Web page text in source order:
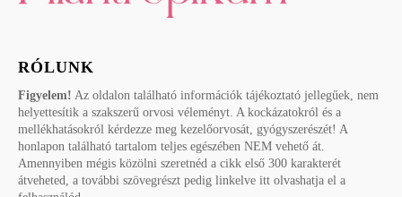
RÓLUNK
Figyelem! Az oldalon található információk tájékoztató jellegűek, nem
helyettesítik a szakszerű orvosi véleményt. A kockázatokról és a
mellékhatásokról kérdezze meg kezelőorvosát, gyógyszerészét! A
honlapon található tartalom teljes egészében NEM vehető át.
Amennyiben mégis közölni szeretnéd a cikk első 300 karakterét
átveheted, a további szövegrészt pedig linkelve itt olvashatja el a